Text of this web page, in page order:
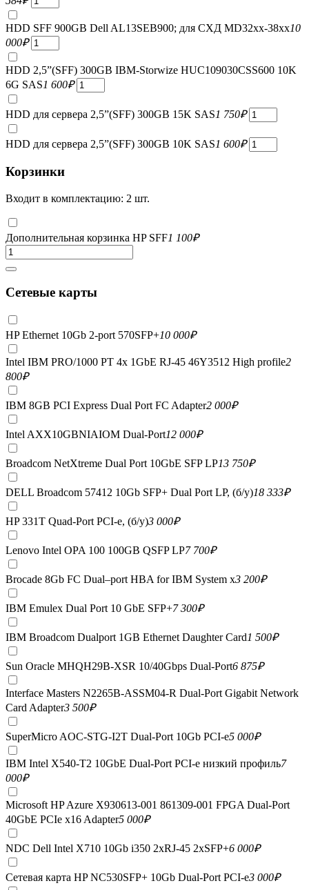
HDD SFF 900GB Dell AL13SEB900; для СХД MD32xx-38xx10
000₽
HDD 2,5”(SFF) 300GB IBM-Storwize HUC109030CSS600 10K
6G SAS1 600₽
HDD для сервера 2,5”(SFF) 300GB 15K SAS1 750₽
HDD для сервера 2,5”(SFF) 300GB 10K SAS1 600₽
Корзинки
Входит в комплектацию: 2 шт.
Дополнительная корзинка HP SFF1 100₽
Сетевые карты
HP Ethernet 10Gb 2-port 570SFP+10 000₽
Intel IBM PRO/1000 PT 4x 1GbE RJ-45 46Y3512 High profile2
800₽
IBM 8GB PCI Express Dual Port FC Adapter2 000₽
Intel AXX10GBNIAIOM Dual-Port12 000₽
Broadcom NetXtreme Dual Port 10GbE SFP LP13 750₽
DELL Broadcom 57412 10Gb SFP+ Dual Port LP, (б/у)18 333₽
HP 331T Quad-Port PCI-e, (б/у)3 000₽
Lenovo Intel OPA 100 100GB QSFP LP7 700₽
Brocade 8Gb FC Dual–port HBA for IBM System x3 200₽
IBM Emulex Dual Port 10 GbE SFP+7 300₽
IBM Broadcom Dualport 1GB Ethernet Daughter Card1 500₽
Sun Oracle MHQH29B-XSR 10/40Gbps Dual-Port6 875₽
Interface Masters N2265B-ASSM04-R Dual-Port Gigabit Network
Card Adapter3 500₽
SuperMicro AOC-STG-I2T Dual-Port 10Gb PCI-e5 000₽
IBM Intel X540-T2 10GbE Dual-Port PCI-e низкий профиль7
000₽
Microsoft HP Azure X930613-001 861309-001 FPGA Dual-Port
40GbE PCIe x16 Adapter5 000₽
NDC Dell Intel X710 10Gb i350 2xRJ-45 2xSFP+6 000₽
Сетевая карта HP NC530SFP+ 10Gb Dual-Port PCI-e3 000₽